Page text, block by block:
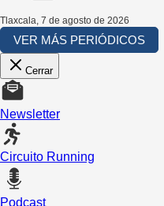
Tlaxcala 7 de agosto de 2026
VER MÁS PERIÓDICOS
Cerrar
Newsletter
Circuito Running
Podcast